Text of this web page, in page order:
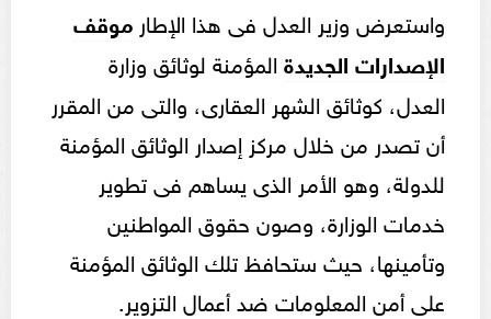
واستعرض وزير العدل فى هذا الإطارموقف
الإصدارات الجديدة المؤمنة لوثائق وزارة
العدل، كوثائق الشهر العقارى، والتى من المقرر
أن تصدر من خلال مركز إصدار الوثائق المؤمنة
للدولة، وهو الأمر الذى يساهم فى تطوير
خدمات الوزارة، وصون حقوق المواطنين
وتأمينها، حيث ستحافظ تلك الوثائق المؤمنة
على أمن المعلومات ضد أعمال التزوير.